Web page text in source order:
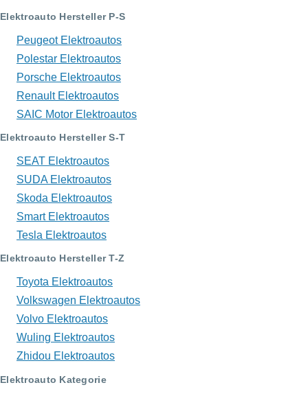
Elektroauto Hersteller P-S
Peugeot Elektroautos
Polestar Elektroautos
Porsche Elektroautos
Renault Elektroautos
SAIC Motor Elektroautos
Elektroauto Hersteller S-T
SEAT Elektroautos
SUDA Elektroautos
Skoda Elektroautos
Smart Elektroautos
Tesla Elektroautos
Elektroauto Hersteller T-Z
Toyota Elektroautos
Volkswagen Elektroautos
Volvo Elektroautos
Wuling Elektroautos
Zhidou Elektroautos
Elektroauto Kategorie